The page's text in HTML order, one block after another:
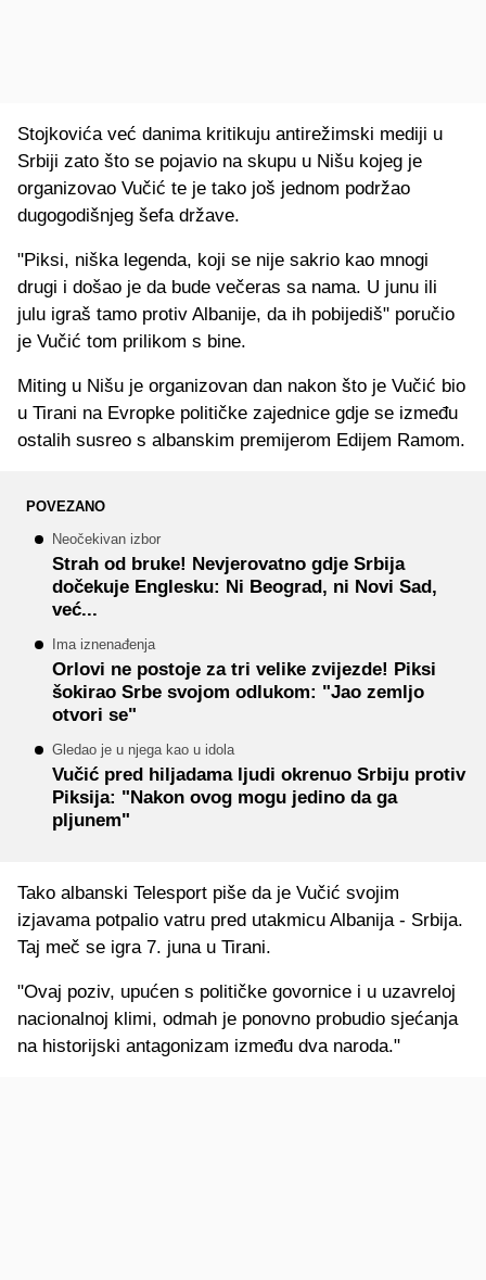
Stojkovića već danima kritikuju antirežimski mediji u
Srbiji zato što se pojavio na skupu u Nišu kojeg je
organizovao Vučić te je tako još jednom podržao
dugogodišnjeg šefa države.
"Piksi, niška legenda, koji se nije sakrio kao mnogi
drugi i došao je da bude večeras sa nama. U junu ili
julu igraš tamo protiv Albanije, da ih pobijediš" poručio
je Vučić tom prilikom s bine.
Miting u Nišu je organizovan dan nakon što je Vučić bio
u Tirani na Evropke političke zajednice gdje se između
ostalih susreo s albanskim premijerom Edijem Ramom.
POVEZANO
Neočekivan izbor
Strah od bruke! Nevjerovatno gdje Srbija
dočekuje Englesku: Ni Beograd, ni Novi Sad,
već...
Ima iznenađenja
Orlovi ne postoje za tri velike zvijezde! Piksi
šokirao Srbe svojom odlukom: "Jao zemljo
otvori se"
Gledao je u njega kao u idola
Vučić pred hiljadama ljudi okrenuo Srbiju protiv
Piksija: "Nakon ovog mogu jedino da ga
pljunem"
Tako albanski Telesport piše da je Vučić svojim
izjavama potpalio vatru pred utakmicu Albanija - Srbija.
Taj meč se igra 7. juna u Tirani.
"Ovaj poziv, upućen s političke govornice i u uzavreloj
nacionalnoj klimi, odmah je ponovno probudio sjećanja
na historijski antagonizam između dva naroda."